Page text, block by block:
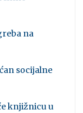
na
socijalne
knjižnicu u